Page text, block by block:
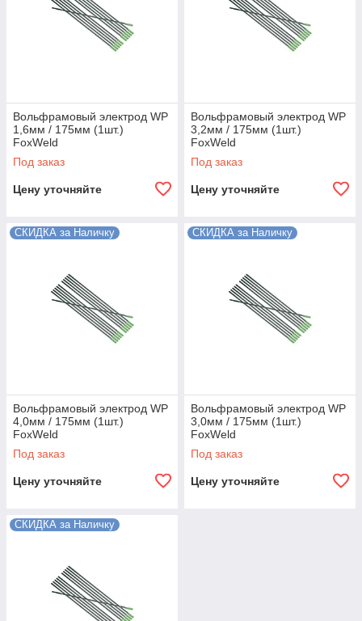
Вольфрамовый электрод WP
1,6мм / 175мм (1шт.)
FoxWeld
Под заказ
Цену уточняйте
Вольфрамовый электрод WP
3,2мм / 175мм (1шт.)
FoxWeld
Под заказ
Цену уточняйте
СКИДКА за Наличку
Вольфрамовый электрод WP
4,0мм / 175мм (1шт.)
FoxWeld
Под заказ
Цену уточняйте
СКИДКА за Наличку
Вольфрамовый электрод WP
3,0мм / 175мм (1шт.)
FoxWeld
Под заказ
Цену уточняйте
СКИДКА за Наличку